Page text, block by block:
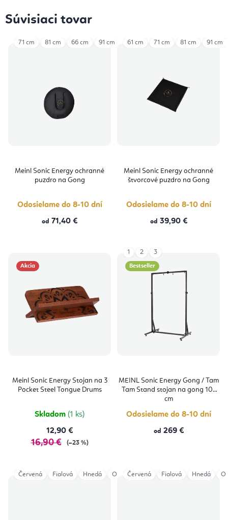
Súvisiaci tovar
Meinl Sonic Energy ochranné
puzdro na Gong
Odosielame do 8-10 dní
od 71,40 €
71 cm 81 cm 66 cm 91 cm 96 cm 101 cm
Meinl Sonic Energy ochranné
štvorcové puzdro na Gong
Odosielame do 8-10 dní
od 39,90 €
61 cm 71 cm 81 cm 91 cm
Akcia
Meinl Sonic Energy Stojan na 3
Pocket Steel Tongue Drums
Skladom (1 ks)
12,90 €
16,90 € (–23 %)
Bestseller
MEINL Sonic Energy Gong / Tam
Tam Stand stojan na gong 101
cm
Odosielame do 8-10 dní
od 269 €
1 2 3
Červená Fialová Hnedá Oranžová Petrolejová Zelená
Červená Fialová Hnedá